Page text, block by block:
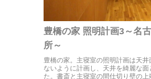
豊橋の家 照明計画3～名
所～
豊橋の家。主寝室の照明計画は天
ないように計画し、天井を綺麗な
た。書斎と主寝室の間仕切り壁の